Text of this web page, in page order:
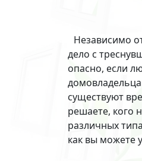
Независимо
дело с
опасно, если
существуют
решаете, кого
различных
как вы можете